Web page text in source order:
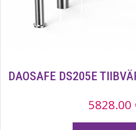
DAOSAFE DS205E
5828.00